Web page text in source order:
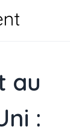
au
: